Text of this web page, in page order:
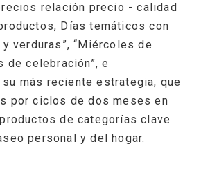
relación precio - calidad
Días temáticos con
verduras”, “Miércoles de
de celebración”, e
su más reciente estrategia, que
por ciclos de dos meses en
de categorías clave
personal y del hogar.